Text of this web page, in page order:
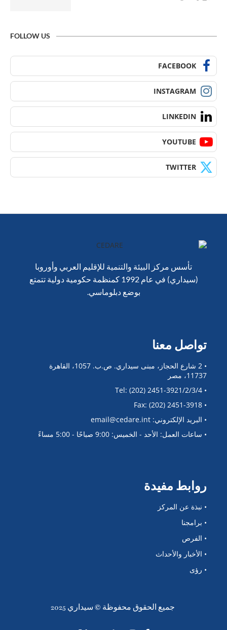
FOLLOW US
FACEBOOK
INSTAGRAM
LINKEDIN
YOUTUBE
TWITTER
تأسس مركز البيئة والتنمية للإقليم العربي وأوروبا
(سيداري) في عام 1992 كمنظمة حكومية دولية تتمتع
بوضع دبلوماسي.
تواصل معنا
• 2 شارع الحجاز، مبنى سيداري. ص.ب. 1057، القاهرة
11737، مصر
• Tel: (202) 2451-3921/2/3/4
• Fax: (202) 2451-3918
• البريد الإلكتروني: email@cedare.int
• ساعات العمل: الأحد - الخميس: 9:00 صباحًا - 5:00 مساءً
روابط مفيدة
• نبذة عن المركز
• برامجنا
• الفرص
• الأخبار والأحداث
• رؤى
جميع الحقوق محفوظة © سيداري 2025